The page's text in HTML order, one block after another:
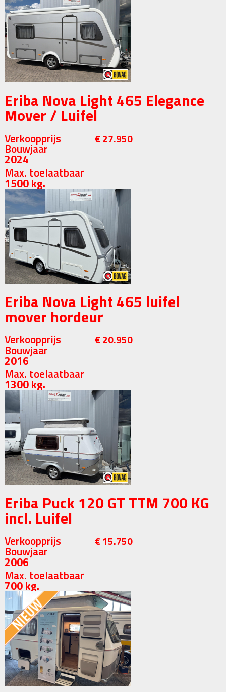
Eriba Nova Light 465 Elegance
Mover / Luifel
Verkoopprijs € 27.950
Bouwjaar
2024
Max. toelaatbaar
1500 kg.
Eriba Nova Light 465 luifel
mover hordeur
Verkoopprijs € 20.950
Bouwjaar
2016
Max. toelaatbaar
1300 kg.
Eriba Puck 120 GT TTM 700 KG
incl. Luifel
Verkoopprijs € 15.750
Bouwjaar
2006
Max. toelaatbaar
700 kg.